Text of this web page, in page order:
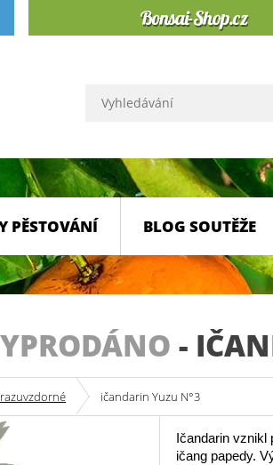
PĚSTOVÁNÍ BLOG SOUTĚŽE
-
ičandarin Yuzu N°3
Ičandarin vznikl
ičang papedy.